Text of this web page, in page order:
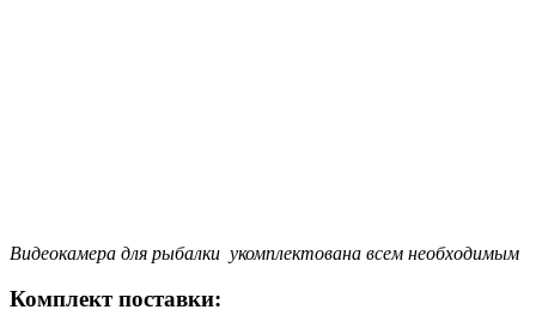
Видеокамера для рыбалки укомплектована всем необходимым
Комплект поставки: